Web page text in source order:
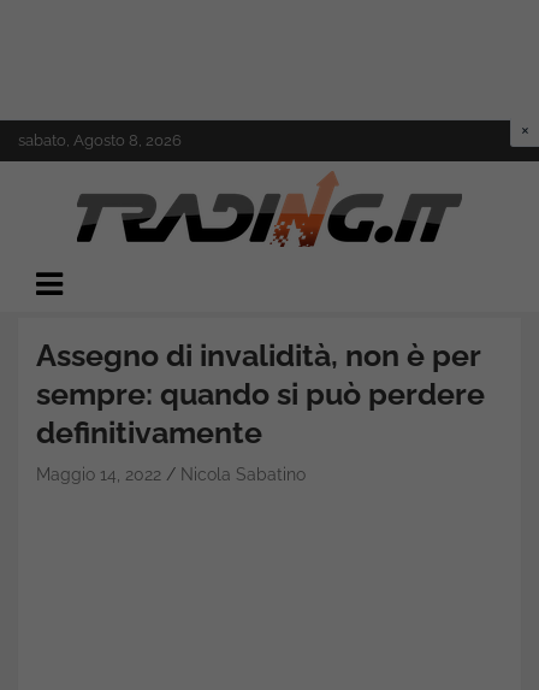
to
sabato, Agosto 8, 2026
Trading.it
Assegno di invalidità, non è per
sempre: quando si può perdere
definitivamente
Maggio 14, 2022 Nicola Sabatino